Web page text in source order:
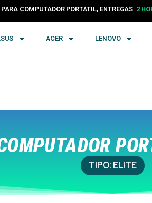
COMPUTADOR PORTÁTIL, ENTREGAS 2
24
ACER LENOVO
TIPO: ELITE